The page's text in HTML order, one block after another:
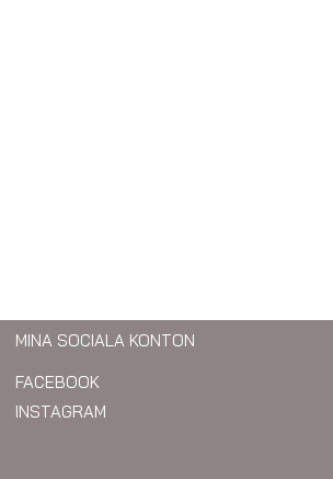
MINA SOCIALA KONTON
FACEBOOK
INSTAGRAM